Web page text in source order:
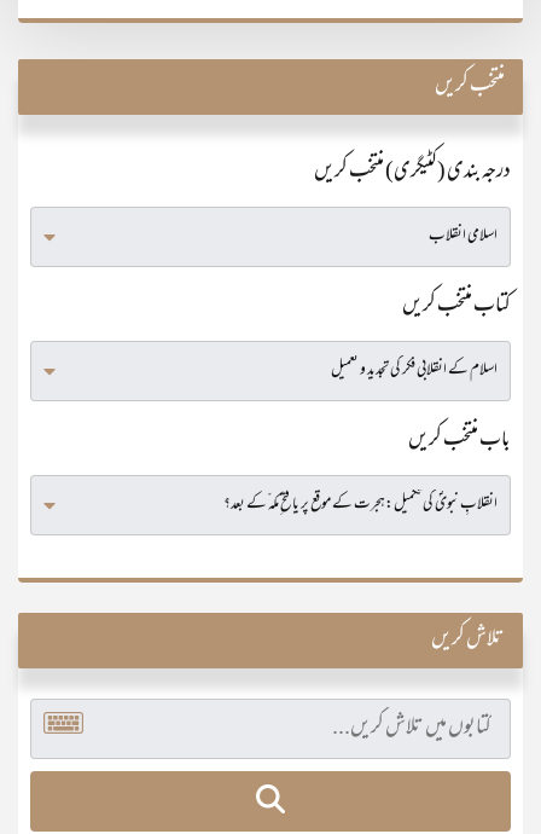
منتخب کریں
درجہ بندی (کٹیگری) منتخب کریں
کتاب منتخب کریں
باب منتخب کریں
تلاش کریں